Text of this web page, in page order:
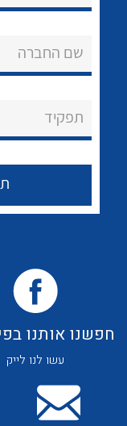
לכל מוצרי היצרן
לכל מוצרי היצרן
שם החברה
תפקיד
חפשנו אותנו
עשו לנו לייק